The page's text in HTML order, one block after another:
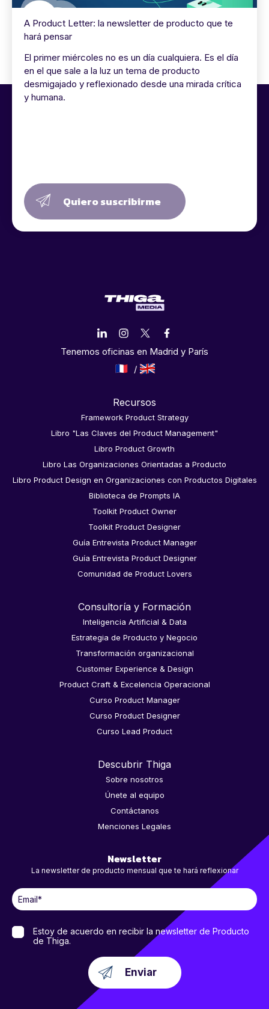
A Product Letter: la newsletter de producto que te
hará pensar
El primer miércoles no es un día cualquiera. Es el día
en el que sale a la luz un tema de producto
desmigajado y reflexionado desde una mirada crítica
y humana.
Quiero suscribirme
Tenemos oficinas en Madrid y París
Recursos
Framework Product Strategy
Libro "Las Claves del Product Management"
Libro Product Growth
Libro Las Organizaciones Orientadas a Producto
Libro Product Design en Organizaciones con Productos Digitales
Biblioteca de Prompts IA
Toolkit Product Owner
Toolkit Product Designer
Guía Entrevista Product Manager
Guía Entrevista Product Designer
Comunidad de Product Lovers
Consultoría y Formación
Inteligencia Artificial & Data
Estrategia de Producto y Negocio
Transformación organizacional
Customer Experience & Design
Product Craft & Excelencia Operacional
Curso Product Manager
Curso Product Designer
Curso Lead Product
Descubrir Thiga
Sobre nosotros
Únete al equipo
Contáctanos
Menciones Legales
Newsletter
La newsletter de producto mensual que te hará reflexionar
Estoy de acuerdo en recibir la newsletter de Producto
de Thiga.